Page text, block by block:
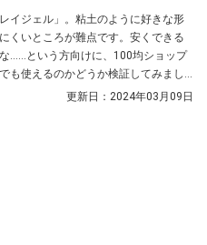
イジェル」。粘土のように好きな形
くいところが難点です。安くできる
……という方向けに、100均ショップ
も使えるのかどうか検証してみまし
てみてくださいね。
更新日： 2024年03月09日